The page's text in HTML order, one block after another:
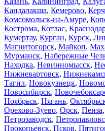
Кандалакша, Кемерово,
Комсомольск-на-Амуре,
Кострома, Котлас,
Кумертау, Курган, Курск,
Магнитогорск, Майкоп,
Мурманск, Набережные
Находка, Невинномысск,
Нижневартовск,
Тагил, Новокузнецк,
Новосибирск,
Ноябрьск, Нягань,
Орехово-Зуево, Орск, Пенза,
Петрозаводск,
Прокопьевск, Псков,